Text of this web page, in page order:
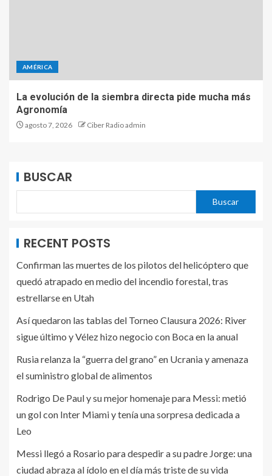
AMÉRICA
La evolución de la siembra directa pide mucha más
Agronomía
agosto 7, 2026 Ciber Radio admin
BUSCAR
Buscar
RECENT POSTS
Confirman las muertes de los pilotos del helicóptero que
quedó atrapado en medio del incendio forestal, tras
estrellarse en Utah
Así quedaron las tablas del Torneo Clausura 2026: River
sigue último y Vélez hizo negocio con Boca en la anual
Rusia relanza la “guerra del grano” en Ucrania y amenaza
el suministro global de alimentos
Rodrigo De Paul y su mejor homenaje para Messi: metió
un gol con Inter Miami y tenía una sorpresa dedicada a
Leo
Messi llegó a Rosario para despedir a su padre Jorge: una
ciudad abraza al ídolo en el día más triste de su vida